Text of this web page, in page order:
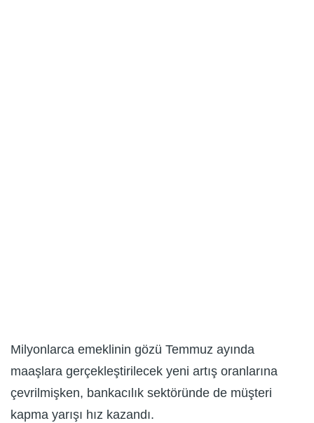
Milyonlarca emeklinin gözü Temmuz ayında
maaşlara gerçekleştirilecek yeni artış oranlarına
çevrilmişken, bankacılık sektöründe de müşteri
kapma yarışı hız kazandı.